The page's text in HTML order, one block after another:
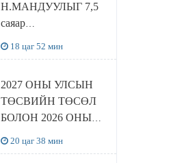
Н.МАНДУУЛЫГ 7,5
саяар
18 цаг 52 мин
2027 ОНЫ УЛСЫН
ТӨСВИЙН ТӨСӨЛ
БОЛОН 2026 ОНЫ
20 цаг 38 мин